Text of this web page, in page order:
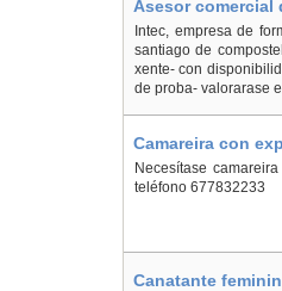
Asesor comercial
Intec, empresa de
santiago de
xente- con
de proba- valorarase
Camareira con
Necesítase
teléfono 677832233
Canatante